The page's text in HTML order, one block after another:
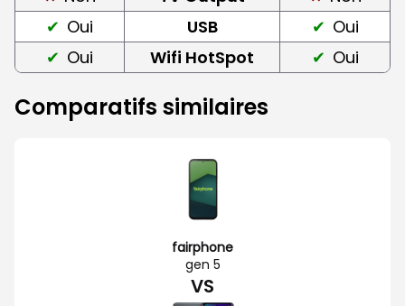
Oui
USB
Oui
Oui
Wifi HotSpot Oui
Comparatifs similaires
fairphone
gen 5
VS